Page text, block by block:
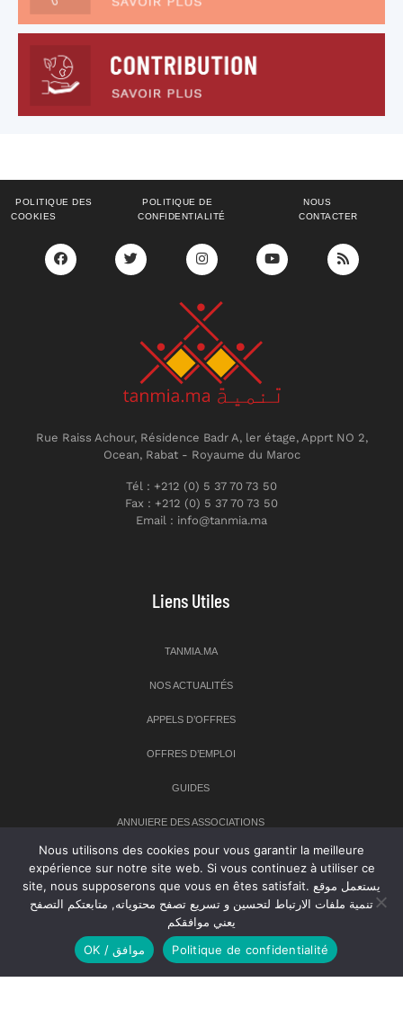
POLITIQUE DES
COOKIES
POLITIQUE DE
CONFIDENTIALITÉ
NOUS
CONTACTER
Rue Raiss Achour, Résidence Badr A, ler étage, Apprt NO 2,
Ocean, Rabat - Royaume du Maroc
Tél : +212 (0) 5 37 70 73 50
Fax : +212 (0) 5 37 70 73 50
Email : info@tanmia.ma
Liens Utiles
TANMIA.MA
NOS ACTUALITÉS
APPELS D’OFFRES
OFFRES D’EMPLOI
GUIDES
ANNUIERE DES ASSOCIATIONS
Newsletter
Inscrivez-vous à notre newsletter pour recevoir les dernières
nouvelles sur TANMIA
Nous utilisons des cookies pour vous garantir la meilleure
expérience sur notre site web. Si vous continuez à utiliser ce
site, nous supposerons que vous en êtes satisfait. يستعمل موقع
تنمية ملفات الارتباط لتحسين و تسريع تصفح محتوياته, متابعتكم التصفح
يعني موافقكم
OK / موافق
Politique de confidentialité